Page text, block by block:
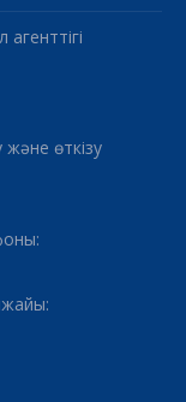
агенттігі
өткізу